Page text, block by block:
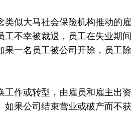
类似大马社会保险机构推动的
工不幸被裁退，员工在失业期
果一名员工被公司开除，员工
工作或转型，由雇员和雇主出
如果公司结束营业或破产而不